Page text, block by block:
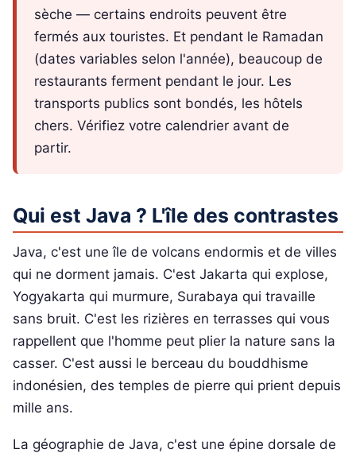
sèche — certains endroits peuvent être
fermés aux touristes. Et pendant le Ramadan
(dates variables selon l'année), beaucoup de
restaurants ferment pendant le jour. Les
transports publics sont bondés, les hôtels
chers. Vérifiez votre calendrier avant de
partir.
Qui est Java ? L'île des contrastes
Java, c'est une île de volcans endormis et de villes
qui ne dorment jamais. C'est Jakarta qui explose,
Yogyakarta qui murmure, Surabaya qui travaille
sans bruit. C'est les rizières en terrasses qui vous
rappellent que l'homme peut plier la nature sans la
casser. C'est aussi le berceau du bouddhisme
indonésien, des temples de pierre qui prient depuis
mille ans.
La géographie de Java, c'est une épine dorsale de